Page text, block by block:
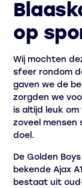
op
Wij mochten
sfeer rondom
gaven we de
zorgden we
is altijd leuk
zoveel mensen
doel.
De Golden
bekende Ajax
bestaat uit